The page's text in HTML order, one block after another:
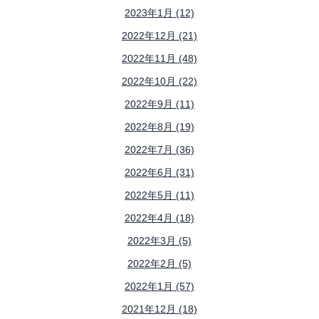
2023年1月 (12)
2022年12月 (21)
2022年11月 (48)
2022年10月 (22)
2022年9月 (11)
2022年8月 (19)
2022年7月 (36)
2022年6月 (31)
2022年5月 (11)
2022年4月 (18)
2022年3月 (5)
2022年2月 (5)
2022年1月 (57)
2021年12月 (18)